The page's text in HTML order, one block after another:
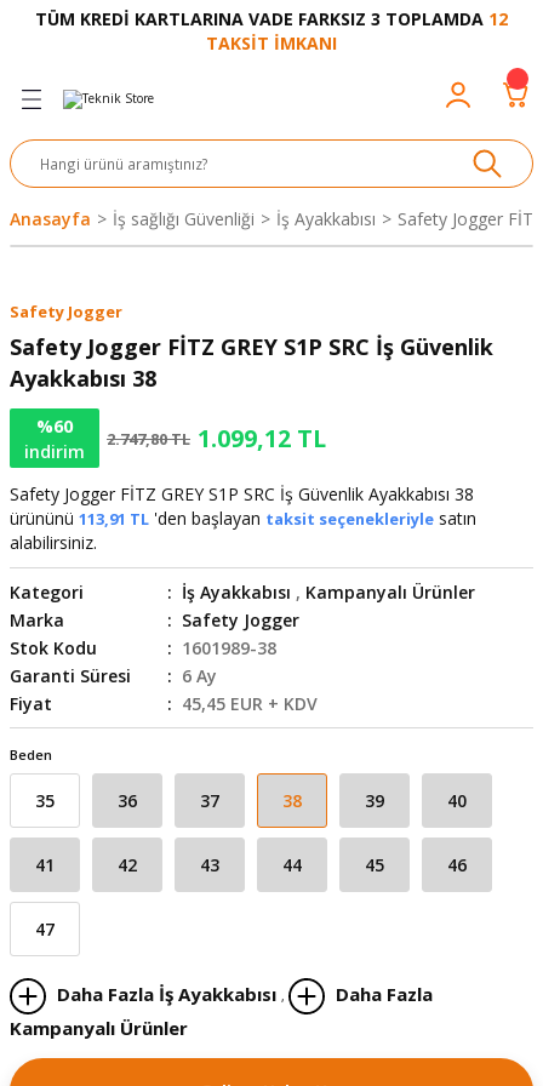
TÜM KREDİ KARTLARINA VADE FARKSIZ 3 TOPLAMDA 12
TAKSİT İMKANI
Geri Dön
Geri Dön
Bot
Geri Dön
ve Aksesuar
Makinesi
Geri Dön
Makinesi
Geri Dön
Geri Dön
Bantlar
Geri Dön
Geri Dön
ve Ürünleri
Cobot
Geri Dön
ve Aksesuarı
Anasayfa İş sağlığı Güvenliği İş Ayakkabısı Safety Jogger
Safety Jogger
Safety Jogger FİTZ GREY S1P SRC İş Güvenlik
Ayakkabısı 38
%60
indirim
2.747,80 TL 1.099,12 TL
Safety Jogger FİTZ GREY S1P SRC İş Güvenlik Ayakkabısı 38
ürününü 113,91 TL 'den başlayan taksit seçenekleriyle satın
alabilirsiniz.
Kategori İş Ayakkabısı , Kampanyalı Ürünler
Marka
Safety Jogger
Stok Kodu
1601989-38
Garanti Süresi
6 Ay
Fiyat
45,45 EUR + KDV
Beden
35 36 37 38 39 40
41 42 43 44 45 46
47
Daha Fazla İş Ayakkabısı ,
Daha Fazla
Kampanyalı Ürünler